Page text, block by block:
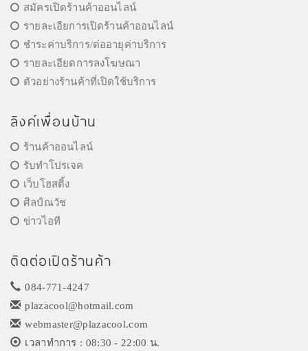
สมัครเปิดร้านค้าออนไลน์
รายละเอียการเปิดร้านค้าออนไลน์
ชำระค่าบริการ/ต่ออายุค่าบริการ
รายละเอียดการลงโฆษณา
ตัวอย่างร้านค้าที่เปิดใช้บริการ
ลิงค์เพื่อนบ้าน
ร้านค้าออนไลน์
รับทำโปรเจค
เว็บโฮสติ้ง
ศิลป์ณวัช
ข่าวไอที
ติดต่อเปิดร้านค้า
084-771-4247
plazacool@hotmail.com
webmaster@plazacool.com
เวลาทำการ : 08:30 - 22:00 น.